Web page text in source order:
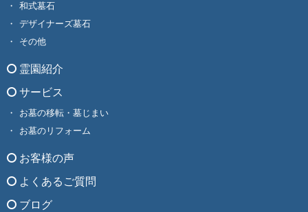
和式墓石
デザイナーズ墓石
その他
霊園紹介
サービス
お墓の移転・墓じまい
お墓のリフォーム
お客様の声
よくあるご質問
ブログ